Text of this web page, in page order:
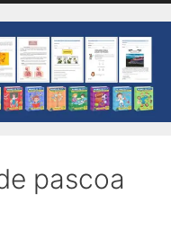
pascoa